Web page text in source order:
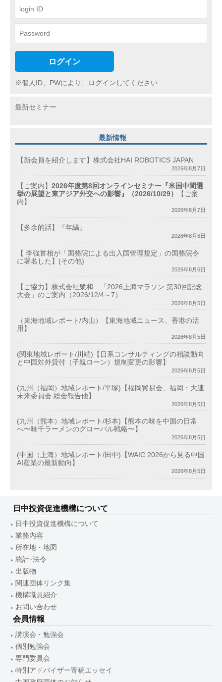
ョ
ン
ログイン
※個人ID、PWにより、ログインしてください
最新セミナー
最新情報
【新会員を紹介します】株式会社HAI ROBOTICS JAPAN
2026年8月7日
【ご案内】 2026年度第8回オンラインセミナー『米国中間選
挙の展望と東アジア外交への影響』（2026/10/29）
【ご案
内】
2026年8月7日
【多余的話】『年縞』
2026年8月6日
【 李強首相が「国務院による出入国管理規定」の国務院令
に署名した】(その他)
2026年8月6日
【ご協力】株式会社衆和 「2026上海マラソン 第30回記念
大会」のご案内（2026/12/4～7）
2026年8月5日
（東海地域レポート/内山）【東海地域ニュース、香港の活
用】
2026年8月5日
(関東地域レポート/川端)【日系コンサルティングの相談動向
と中国対外貸付（子親ローン）規制変更の影響】
2026年8月5日
(九州（福岡）地域レポート/平塚)【福岡貿易会、福岡・大連
未来委員会 総会報告他】
2026年8月5日
(九州（熊本）地域レポート/杉本)【熊本の味を中国の日常
へ〜味千ラーメンのグローバル戦略〜】
2026年8月5日
(中国（上海）地域レポート/田中)【WAIC 2026から見る中国
AI産業の最新動向】
2026年8月5日
日中投資促進機構について
日中投資促進機構について
業務内容
所在地・地図
統計･法令
出版物
関連団体リンク集
機構職員紹介
お問い合わせ
会員情報
講演会・勉強会
個別勉強会
専門委員会
特別アドバイザー寄稿エッセイ